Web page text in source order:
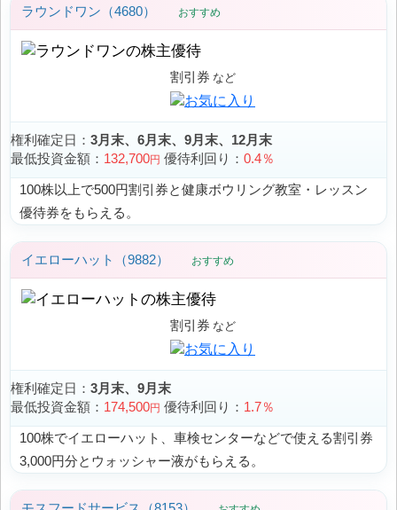
ラウンドワン（4680） おすすめ
割引券
権利確定日： 3月末、6月末、9月末、12月末
最低投資金額： 132,700円 優待利回り： 0.4％
100株以上で500円割引券と健康ボウリング教室・レッスン
優待券をもらえる。
イエローハット（9882） おすすめ
割引券
権利確定日： 3月末、9月末
最低投資金額： 174,500円 優待利回り： 1.7％
100株でイエローハット、車検センターなどで使える割引券
3,000円分とウォッシャー液がもらえる。